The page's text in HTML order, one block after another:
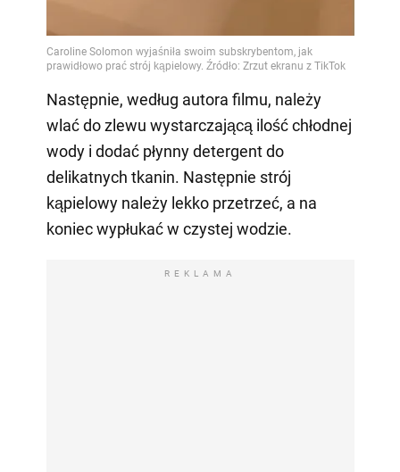
Następnie, według autora filmu, należy
wlać do zlewu wystarczającą ilość chłodnej
wody i dodać płynny detergent do
delikatnych tkanin. Następnie strój
kąpielowy należy lekko przetrzeć, a na
koniec wypłukać w czystej wodzie.
REKLAMA